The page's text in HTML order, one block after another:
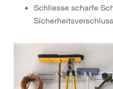
Schliesse scharfe